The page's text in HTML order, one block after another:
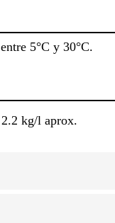
5°C y 30°C.
2.2 kg/l aprox.